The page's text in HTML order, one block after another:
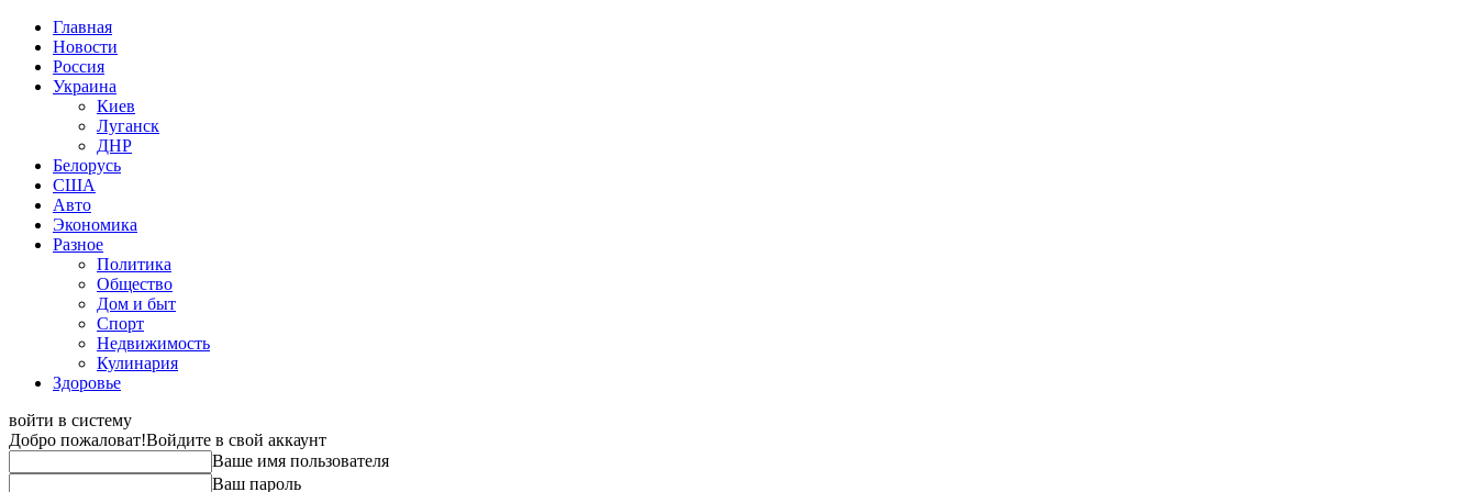
Главная
Новости
Россия
Украина
Киев
Луганск
ДНР
Белорусь
США
Авто
Экономика
Разное
Политика
Общество
Дом и быт
Спорт
Недвижимость
Кулинария
Здоровье
войти в систему
Добро пожаловат!Войдите в свой аккаунт
Ваше имя пользователя
Ваш пароль